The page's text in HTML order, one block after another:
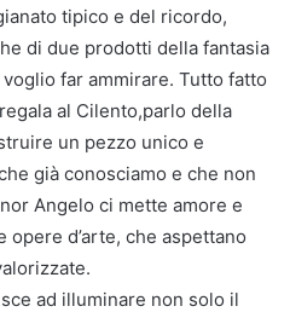
tipico e del ricordo,
di due prodotti della fantasia
far ammirare. Tutto fatto
regala al Cilento,parlo della
un pezzo unico e
già conosciamo e che non
Angelo ci mette amore e
d’arte, che aspettano
ad illuminare non solo il